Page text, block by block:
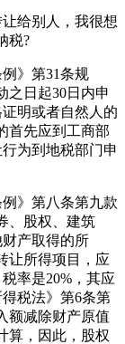
给别人，我很想
税?
》第31条规
之日起30日内申
明或者自然人的
首先应到工商部
为到地税部门申
》第八条第九款
、股权、建筑
产取得的所
让所得项目，应
率是20%，其应
税法》第6条第
额减除财产原值
算，因此，股权